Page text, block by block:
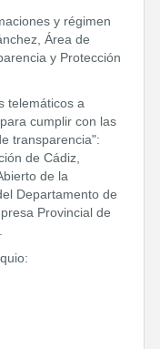
y régimen
Área de
y Protección
telemáticos a
cumplir con las
transparencia":
de Cádiz,
de la
Departamento de
Provincial de